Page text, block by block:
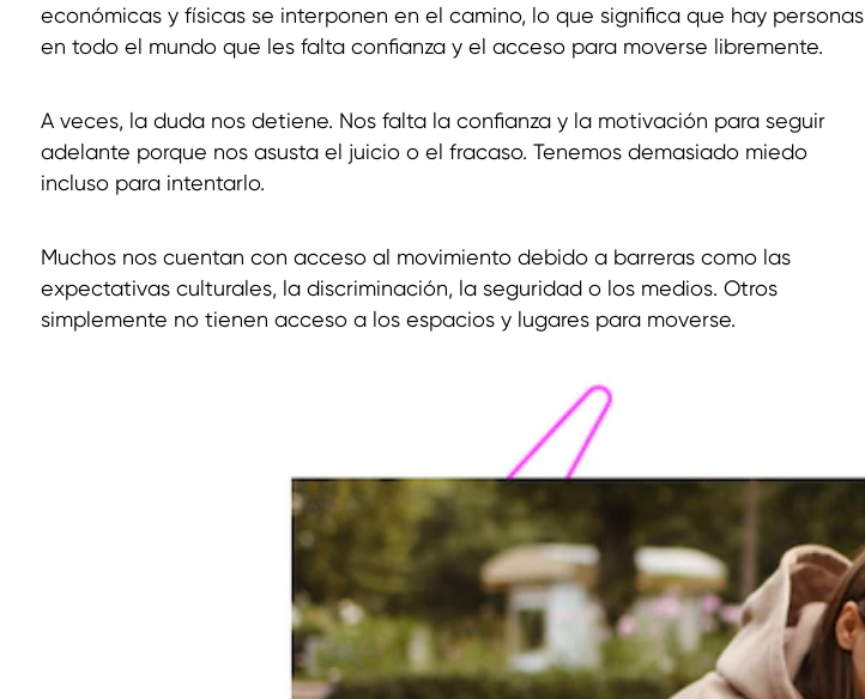
económicas y físicas se interponen en el camino, lo que significa que hay personas
en todo el mundo que les falta confianza y el acceso para moverse libremente.
A veces, la duda nos detiene. Nos falta la confianza y la motivación para seguir
adelante porque nos asusta el juicio o el fracaso. Tenemos demasiado miedo
incluso para intentarlo.
Muchos nos cuentan con acceso al movimiento debido a barreras como las
expectativas culturales, la discriminación, la seguridad o los medios. Otros
simplemente no tienen acceso a los espacios y lugares para moverse.